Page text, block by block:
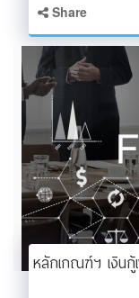
Share
หลักเกณฑ์ฯ เงินกู้